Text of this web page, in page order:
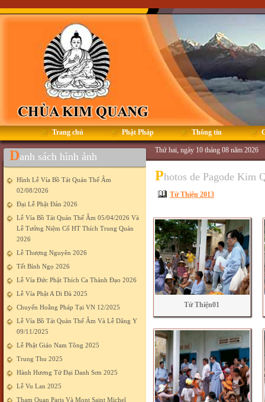
Trang chủ Phật Pháp Thông tin
Danh sách hình ảnh
Hình Lễ Vía Bồ Tát Quán Thế Âm
02/08/2026
Đại Lễ Phật Đản 2026
Lễ Vía Bồ Tát Quán Thế Âm 05/04/2026 Và
Lễ Tưởng Niệm Cố HT Thích Trung Quán
2026
Lễ Thượng Nguyên 2026
Tết Bính Ngọ 2026
Lễ Vía Đức Phật Thích Ca Thành Đạo 2026
Lễ Vía Phật A Di Đà 2025
Chuyến Hoằng Pháp Tại VN 12/2025
Lễ Vía Bồ Tát Quán Thế Âm Và Lễ Dâng Y
09/11/2025
Lễ Phật Giáo Nam Tông 2025
Trung Thu 2025
Hành Hương Tứ Đại Danh Sơn 2025
Lễ Vu Lan 2025
Tham Quan Paris Và Mont Saint Michel
Thứ hai, ngày 10 tháng 08 năm 2026
Photos de Pagode Kim
Từ Thiện 2013
Từ Thiện01